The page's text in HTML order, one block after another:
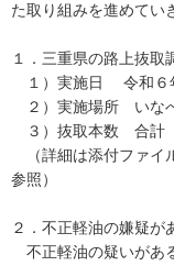
た取り組みを進めてい
１．三重県の路上抜取
１）実施日 令和６
２）実施場所 いな
３）抜取本数 合計
（詳細は添付ファイ
参照）
２．不正軽油の嫌疑が
不正軽油の疑いがあ